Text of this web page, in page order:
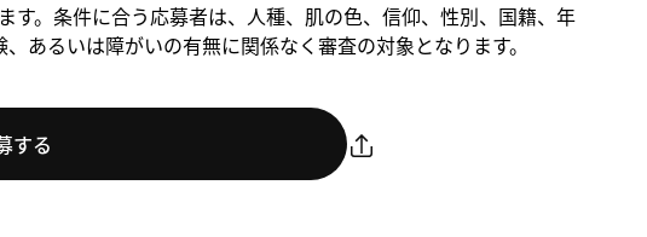
す。条件に合う応募者は、人種、肌の色、信仰、性別、国籍、年
あるいは障がいの有無に関係なく審査の対象となります。
する